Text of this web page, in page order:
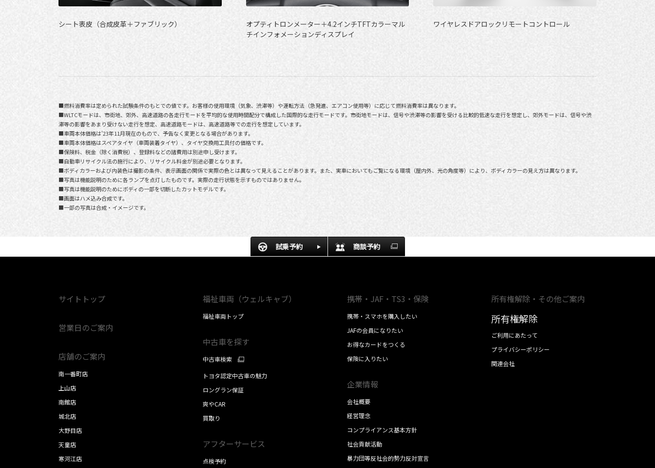
シート表皮（合成皮革＋ファブリック）
オプティトロンメーター＋4.2インチTFTカラーマル
チインフォメーションディスプレイ
ワイヤレスドアロックリモートコントロール
■燃料消費率は定められた試験条件のもとでの値です。お客様の使用環境（気象、渋滞等）や運転方法（急発進、エアコン使用等）に応じて燃料消費率は異なります。
■WLTCモードは、市街地、郊外、高速道路の各走行モードを平均的な使用時間配分で構成した国際的な走行モードです。市街地モードは、信号や渋滞等の影響を受ける比較的低速な走行を想定し、郊外モードは、信号や渋
滞等の影響をあまり受けない走行を想定、高速道路モードは、高速道路等での走行を想定しています。
■車両本体価格は'23年11月現在のもので、予告なく変更となる場合があります。
■車両本体価格はスペアタイヤ（車両装着タイヤ）、タイヤ交換用工具付の価格です。
■保険料、税金（除く消費税）、登録料などの諸費用は別途申し受けます。
■自動車リサイクル法の施行により、リサイクル料金が別途必要となります。
■ボディカラーおよび内装色は撮影の条件、表示画面の関係で実際の色とは異なって見えることがあります。また、実車においてもご覧になる環境（屋内外、光の角度等）により、ボディカラーの見え方は異なります。
■写真は機能説明のために各ランプを点灯したものです。実際の走行状態を示すものではありません。
■写真は機能説明のためにボディの一部を切断したカットモデルです。
■画面はハメ込み合成です。
■一部の写真は合成・イメージです。
試乗予約 商談予約
サイトトップ
営業日のご案内
店舗のご案内
南一番町店
上山店
南館店
城北店
大野目店
天童店
寒河江店
福祉車両（ウェルキャブ）
福祉車両トップ
中古車を探す
中古車検索
トヨタ認定中古車の魅力
ロングラン保証
爽やCAR
買取り
アフターサービス
点検予約
携帯・JAF・TS3・保険
携帯・スマホを購入したい
JAFの会員になりたい
お得なカードをつくる
保険に入りたい
企業情報
会社概要
経営理念
コンプライアンス基本方針
社会貢献活動
暴力団等反社会的勢力反対宣言
所有権解除・その他ご案内
所有権解除
ご利用にあたって
プライバシーポリシー
関連会社